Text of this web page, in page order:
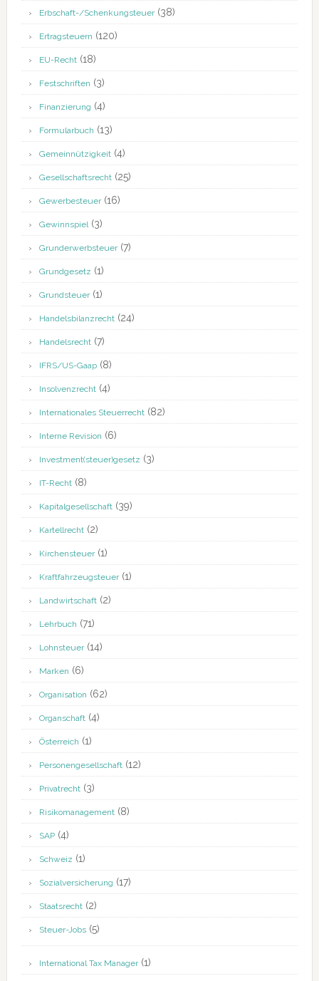
Erbschaft-/Schenkungsteuer(38)
Ertragsteuern (120)
EU-Recht(18)
Festschriften (3)
Finanzierung (4)
Formularbuch (13)
Gemeinnützigkeit(4)
Gesellschaftsrecht(25)
Gewerbesteuer(16)
Gewinnspiel(3)
Grunderwerbsteuer(7)
Grundgesetz (1)
Grundsteuer(1)
Handelsbilanzrecht(24)
Handelsrecht(7)
IFRS/US-Gaap(8)
Insolvenzrecht(4)
Internationales Steuerrecht(82)
Interne Revision (6)
Investment(steuer)gesetz (3)
IT-Recht(8)
Kapitalgesellschaft(39)
Kartellrecht(2)
Kirchensteuer(1)
Kraftfahrzeugsteuer(1)
Landwirtschaft(2)
Lehrbuch (71)
Lohnsteuer(14)
Marken (6)
Organisation (62)
Organschaft(4)
Österreich (1)
Personengesellschaft(12)
Privatrecht(3)
Risikomanagement(8)
SAP(4)
Schweiz (1)
Sozialversicherung (17)
Staatsrecht(2)
Steuer-Jobs(5)
International Tax Manager(1)